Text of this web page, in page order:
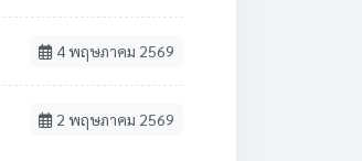
4 พฤษภาคม 2569
2 พฤษภาคม 2569